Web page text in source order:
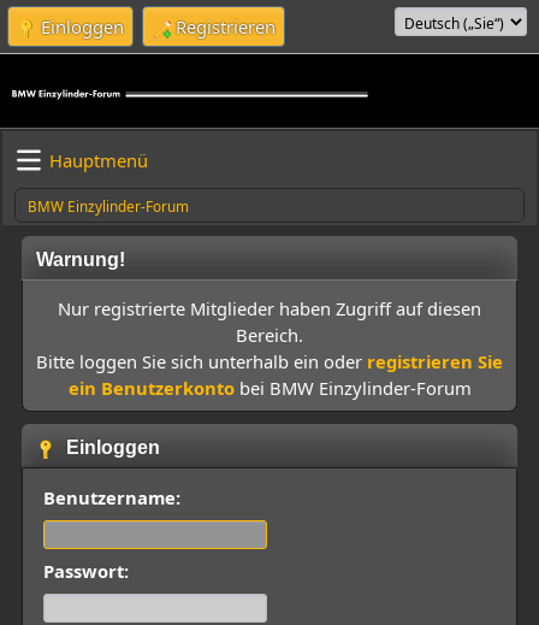
Einloggen Registrieren
Hauptmenü
BMW Einzylinder-Forum
Warnung!
Nur registrierte Mitglieder haben Zugriff auf diesen
Bereich.
Bitte loggen Sie sich unterhalb ein oder registrieren Sie
ein Benutzerkontobei BMW Einzylinder-Forum
Einloggen
Benutzername:
Passwort: